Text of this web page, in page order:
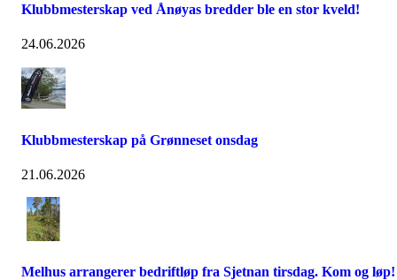
Klubbmesterskap ved Ånøyas bredder ble en stor kveld!
24.06.2026
Klubbmesterskap på Grønneset onsdag
21.06.2026
Melhus arrangerer bedriftløp fra Sjetnan tirsdag. Kom og løp!